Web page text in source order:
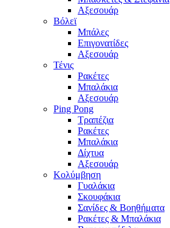
Αξεσουάρ
Βόλεϊ
Μπάλες
Επιγονατίδες
Αξεσουάρ
Τένις
Ρακέτες
Μπαλάκια
Αξεσουάρ
Ping Pong
Τραπέζια
Ρακέτες
Μπαλάκια
Δίχτυα
Αξεσουάρ
Κολύμβηση
Γυαλάκια
Σκουφάκια
Σανίδες & Βοηθήματα
Ρακέτες & Μπαλάκια